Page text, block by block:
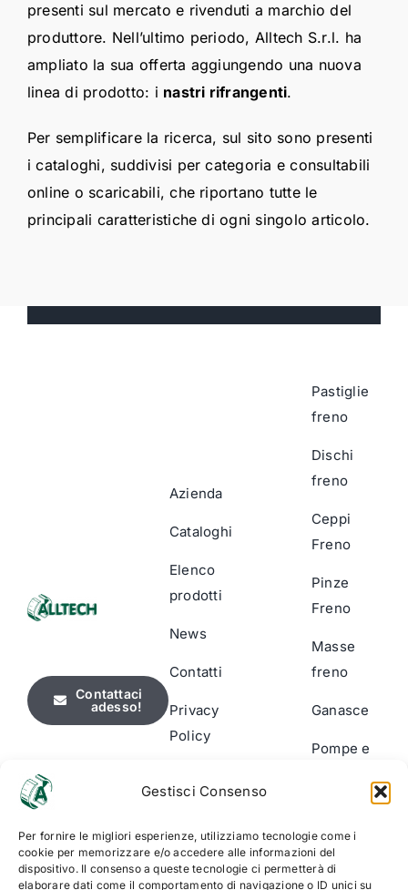
Gestisci Consenso
Per fornire le migliori esperienze, utilizziamo tecnologie come i
cookie per memorizzare e/o accedere alle informazioni del
dispositivo. Il consenso a queste tecnologie ci permetterà di
elaborare dati come il comportamento di navigazione o ID unici su
presenti sul mercato e rivenduti a marchio del
produttore. Nell’ultimo periodo, Alltech S.r.l. ha
ampliato la sua offerta aggiungendo una nuova
linea di prodotto: i nastri rifrangenti.
Per semplificare la ricerca, sul sito sono presenti
i cataloghi, suddivisi per categoria e consultabili
online o scaricabili, che riportano tutte le
principali caratteristiche di ogni singolo articolo.
Contattaci
adesso!
Azienda
Cataloghi
Elenco
prodotti
News
Contatti
Privacy
Policy
Policy
Pastiglie
freno
Dischi
freno
Ceppi
Freno
Pinze
Freno
Masse
freno
Ganasce
Pompe e
usura
Accessori